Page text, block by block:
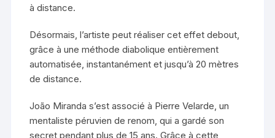
à distance.
Désormais, l’artiste peut réaliser cet effet debout,
grâce à une méthode diabolique entièrement
automatisée, instantanément et jusqu’à 20 mètres
de distance.
João Miranda s’est associé à Pierre Velarde, un
mentaliste péruvien de renom, qui a gardé son
secret pendant plus de 15 ans. Grâce à cette